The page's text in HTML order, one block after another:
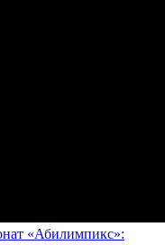
«Абилимпикс»: